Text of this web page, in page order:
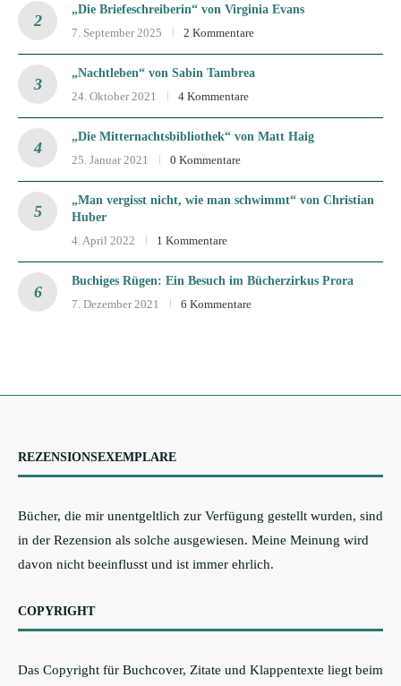
„Die Briefeschreiberin“ von Virginia Evans
7. September 2025
2 Kommentare
„Nachtleben“ von Sabin Tambrea
24. Oktober 2021
4 Kommentare
„Die Mitternachtsbibliothek“ von Matt Haig
25. Januar 2021
0 Kommentare
„Man vergisst nicht, wie man schwimmt“ von Christian
Huber
4. April 2022
1 Kommentare
Buchiges Rügen: Ein Besuch im Bücherzirkus Prora
7. Dezember 2021
6 Kommentare
REZENSIONSEXEMPLARE
Bücher, die mir unentgeltlich zur Verfügung gestellt wurden, sind
in der Rezension als solche ausgewiesen. Meine Meinung wird
davon nicht beeinflusst und ist immer ehrlich.
COPYRIGHT
Das Copyright für Buchcover, Zitate und Klappentexte liegt beim